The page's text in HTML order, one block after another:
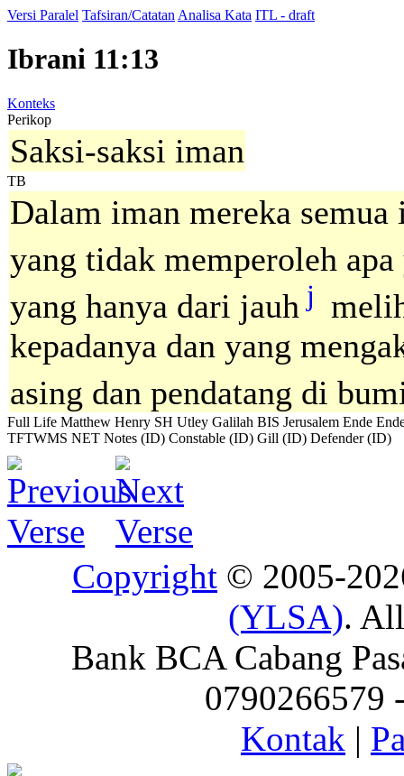
Versi Paralel Tafsiran/Catatan Analisa Kata ITL - draft
Ibrani 11:13
Konteks
Perikop
Saksi-saksi iman
TB
Dalam iman mereka
yang tidak memperoleh
yang hanya dari jauh j
kepadanya dan yang
asing dan pendatang di
Full Life Matthew Henry SH Utley Galilah BIS Jerusalem Ende
TFTWMS NET Notes (ID) Constable (ID) Gill (ID) Defender (ID)
Copyright © 2005-
(YLSA).
Bank BCA Cabang
0790266579
Kontak |